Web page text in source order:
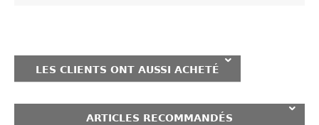
LES CLIENTS ONT AUSSI ACHETÉ
ARTICLES RECOMMANDÉS